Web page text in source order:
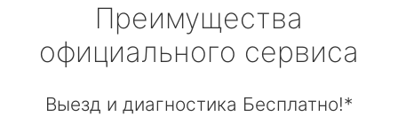
Преимущества
официального сервиса
Выезд и диагностика Бесплатно!*